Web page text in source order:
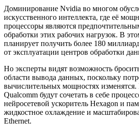
Доминирование Nvidia во многом
искусственного интеллекта, где её
процессоры являются
обработки этих рабочих нагрузок. В
планирует получить более 180
от эксплуатации центров обработки
Но эксперты видят возможность
области вывода данных, поскольку
вычислительных мощностях
Qualcomm будут сочетать в себе
нейросетевой ускоритель Hexagon и
жидкостное охлаждение и
Ethernet.